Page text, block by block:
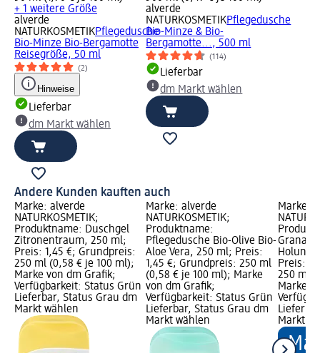
+ 1 weitere Größe
alverde
NATURKOSMETIKPflegedusche
Bio-Minze Bio-Bergamotte
Reisegröße, 50 ml
(2)
Hinweise
Lieferbar
dm Markt wählen
alverde
NATURKOSMETIKPflegedusche
Bio-Minze & Bio-
Bergamotte..., 500 ml
(114)
Lieferbar
dm Markt wählen
Andere Kunden kauften auch
Marke: alverde
NATURKOSMETIK;
Produktname: Duschgel
Zitronentraum, 250 ml;
Preis: 1,45 €; Grundpreis:
250 ml (0,58 € je 100 ml);
Marke von dm Grafik;
Verfügbarkeit: Status Grün
Lieferbar, Status Grau dm
Markt wählen
Marke: alverde
NATURKOSMETIK;
Produktname:
Pflegedusche Bio-Olive Bio-
Aloe Vera, 250 ml; Preis:
1,45 €; Grundpreis: 250 ml
(0,58 € je 100 ml); Marke
von dm Grafik;
Verfügbarkeit: Status Grün
Lieferbar, Status Grau dm
Markt wählen
Marke:
Preis:
250 ml
Marke
Markt